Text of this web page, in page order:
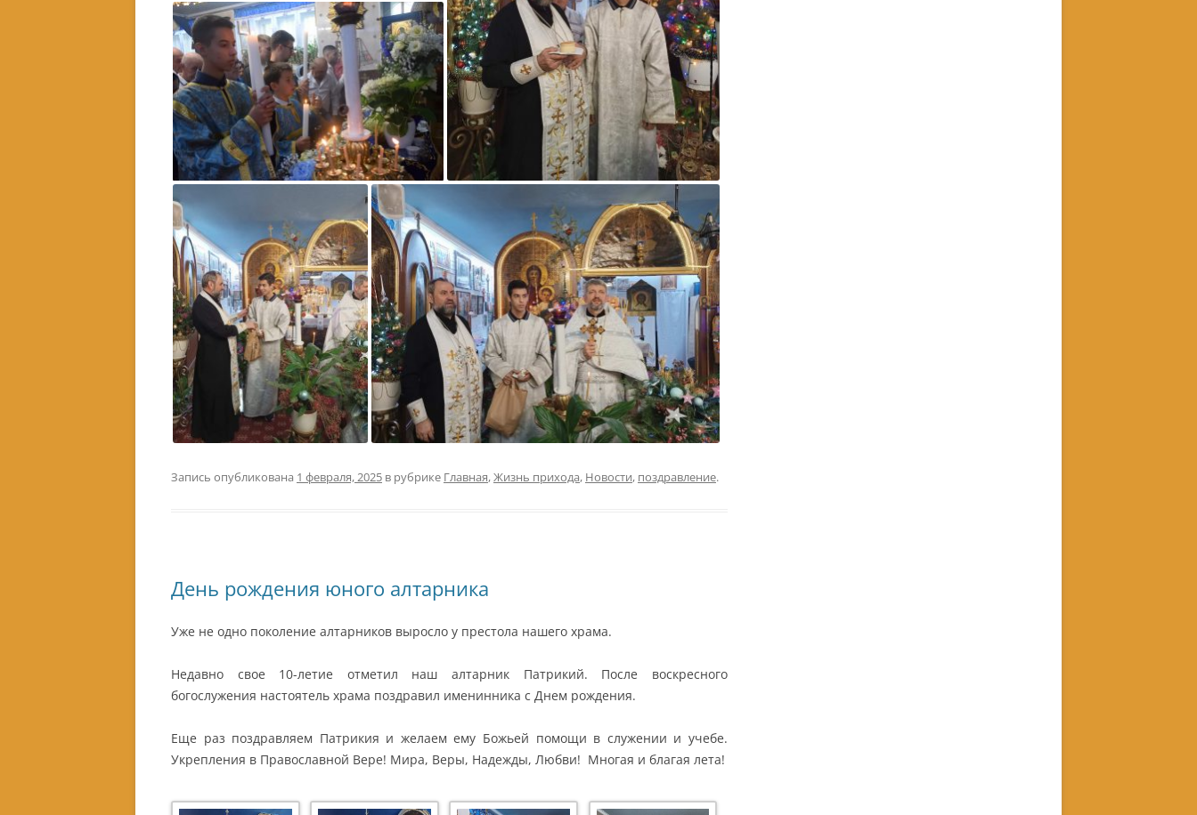
Запись опубликована 1 февраля, 2025 в рубрике Главная,Жизнь прихода, Новости, поздравление.
День рождения юного алтарника
Уже не одно поколение алтарников выросло у престола нашего храма.
Недавно свое 10-летие отметил наш алтарник Патрикий. После воскресного
богослужения настоятель храма поздравил именинника с Днем рождения.
Еще раз поздравляем Патрикия и желаем ему Божьей помощи в служении и учебе.
Укрепления в Православной Вере! Мира, Веры, Надежды, Любви! Многая и благая лета!